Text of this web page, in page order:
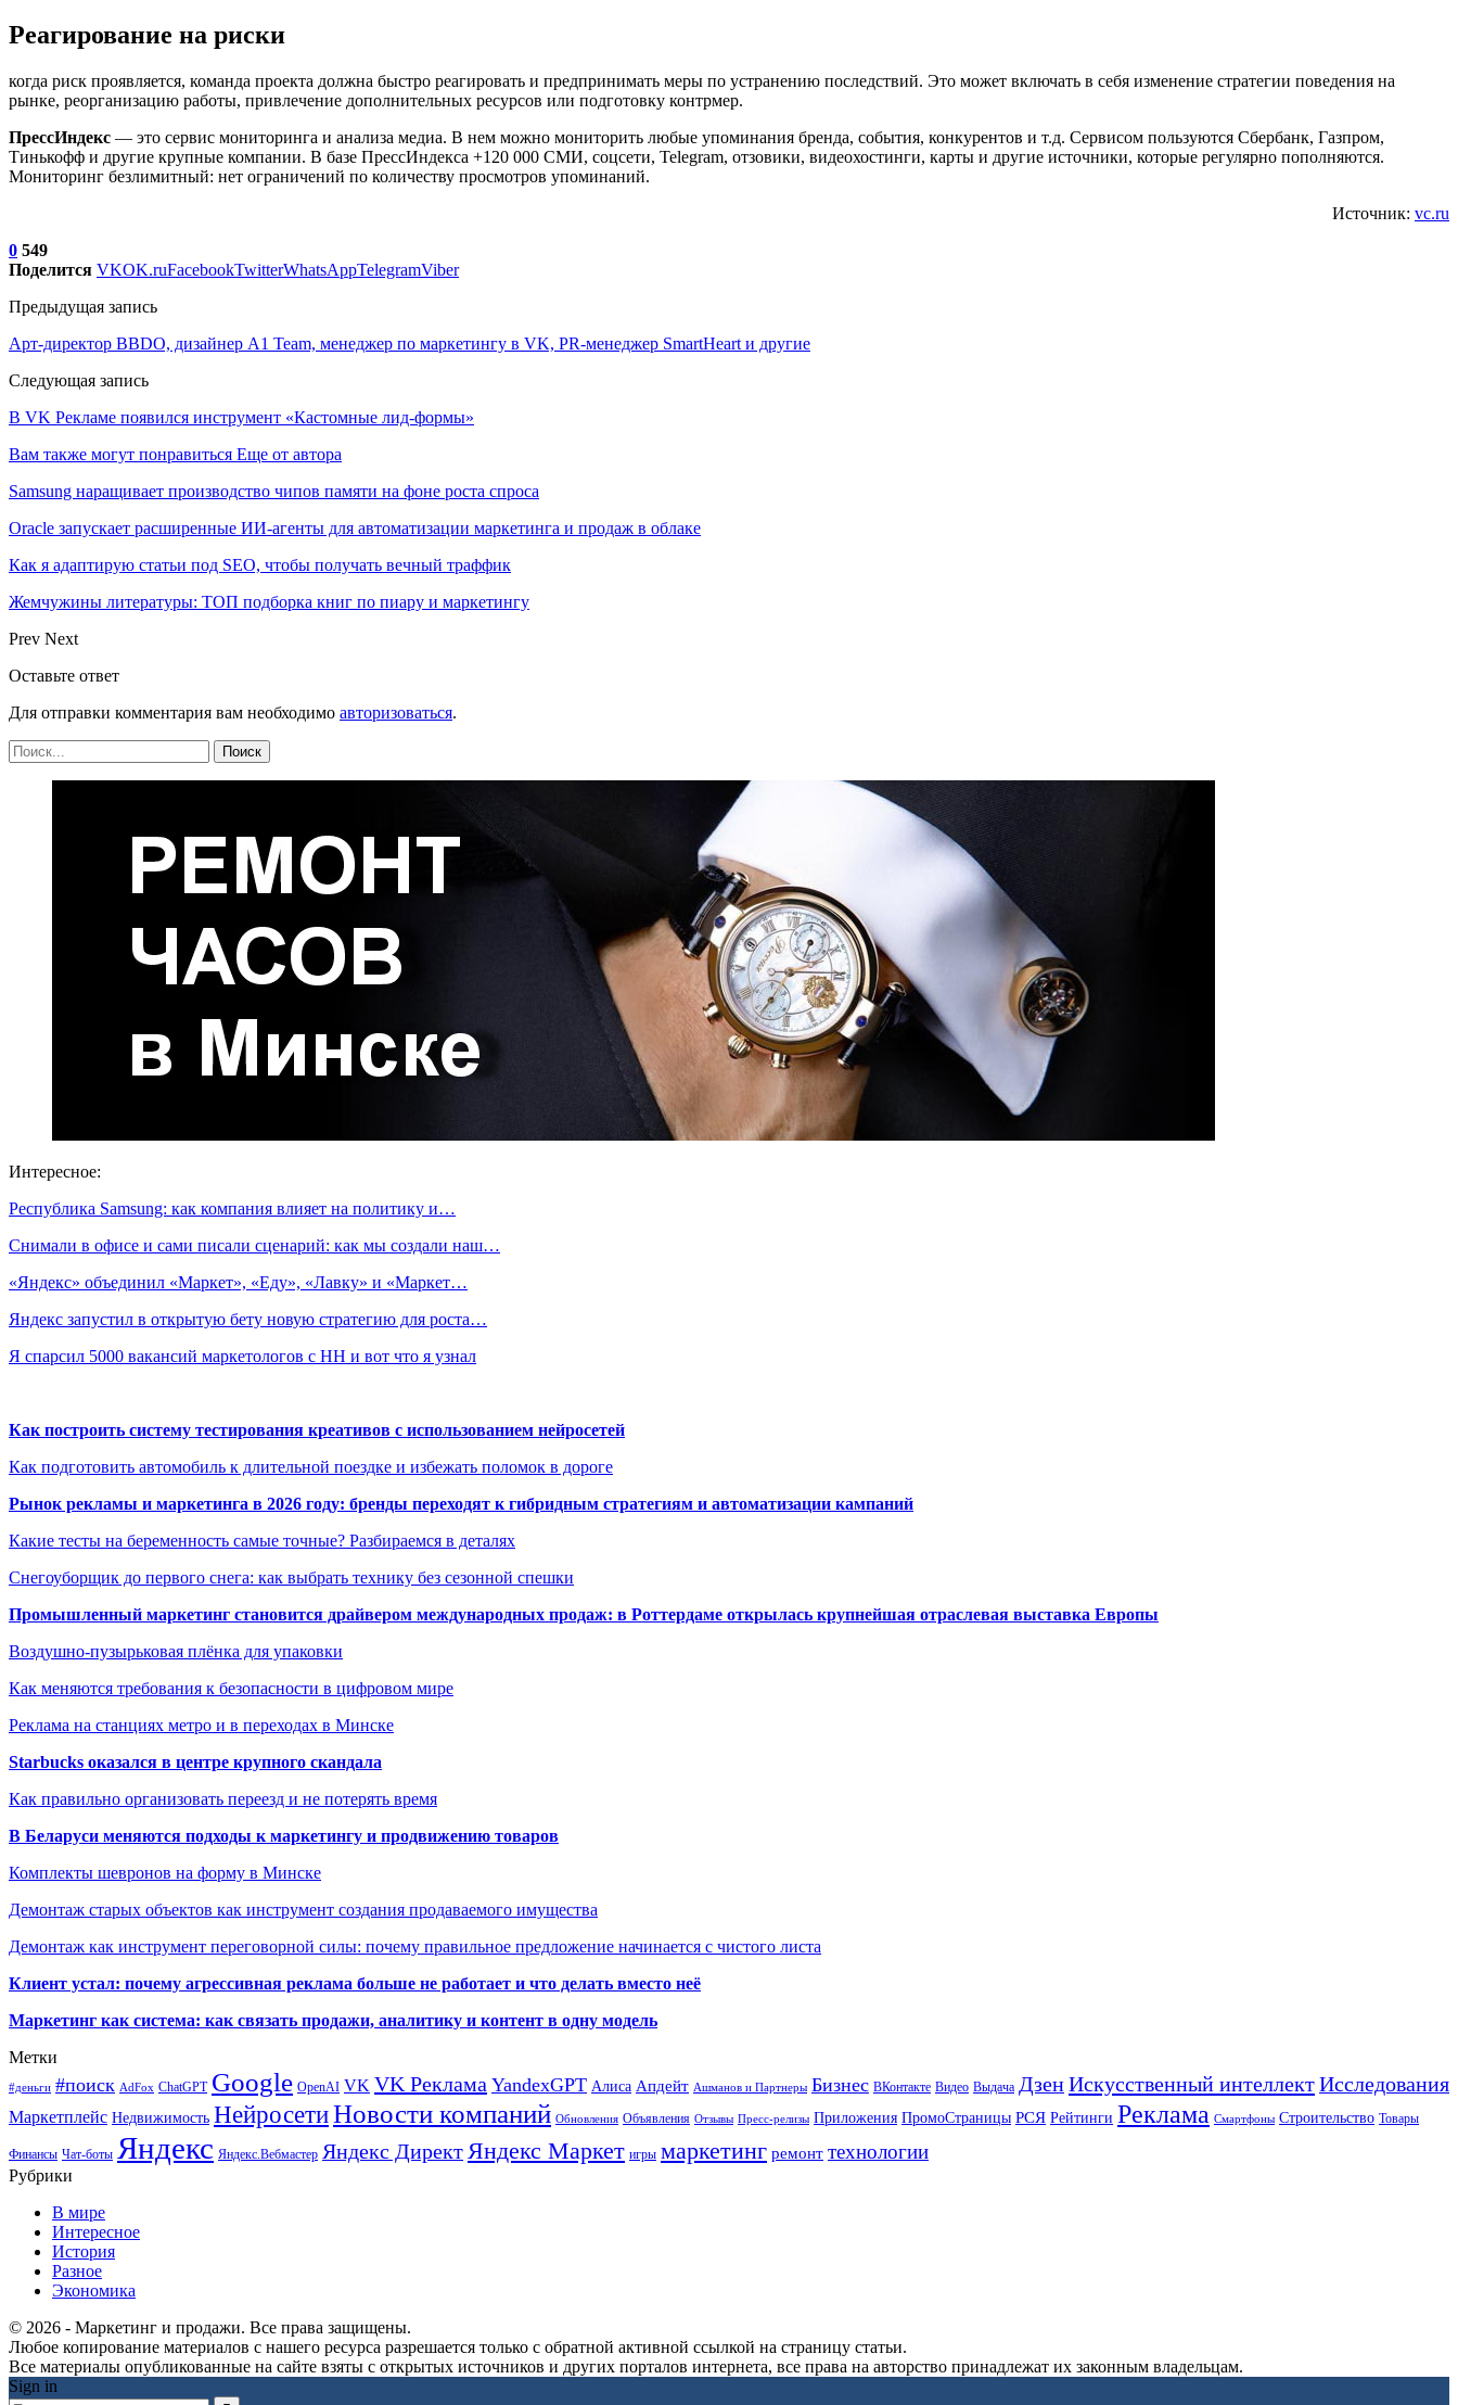
Реагирование на риски
когда риск проявляется, команда проекта должна быстро реагировать и предпринимать меры по устранению последствий. Это может включать в себя изменение стратегии поведения на
рынке, реорганизацию работы, привлечение дополнительных ресурсов или подготовку контрмер.
ПрессИндекс — это сервис мониторинга и анализа медиа. В нем можно мониторить любые упоминания бренда, события, конкурентов и т.д. Сервисом пользуются Сбербанк, Газпром,
Тинькофф и другие крупные компании. В базе ПрессИндекса +120 000 СМИ, соцсети, Telegram, отзовики, видеохостинги, карты и другие источники, которые регулярно пополняются.
Мониторинг безлимитный: нет ограничений по количеству просмотров упоминаний.
Источник: vc.ru
0 549
Поделится VKOK.ruFacebookTwitterWhatsAppTelegramViber
Предыдущая запись
Арт-директор BBDO, дизайнер A1 Team, менеджер по маркетингу в VK, PR-менеджер SmartHeart и другие
Следующая запись
В VK Рекламе появился инструмент «Кастомные лид-формы»
Вам также могут понравиться Еще от автора
Samsung наращивает производство чипов памяти на фоне роста спроса
Oracle запускает расширенные ИИ‑агенты для автоматизации маркетинга и продаж в облаке
Как я адаптирую статьи под SEO, чтобы получать вечный траффик
Жемчужины литературы: ТОП подборка книг по пиару и маркетингу
Prev Next
Оставьте ответ
Для отправки комментария вам необходимо авторизоваться.
Интересное:
Республика Samsung: как компания влияет на политику и…
Снимали в офисе и сами писали сценарий: как мы создали наш…
«Яндекс» объединил «Маркет», «Еду», «Лавку» и «Маркет…
Яндекс запустил в открытую бету новую стратегию для роста…
Я спарсил 5000 вакансий маркетологов с HH и вот что я узнал
Как построить систему тестирования креативов с использованием нейросетей
Как подготовить автомобиль к длительной поездке и избежать поломок в дороге
Рынок рекламы и маркетинга в 2026 году: бренды переходят к гибридным стратегиям и автоматизации кампаний
Какие тесты на беременность самые точные? Разбираемся в деталях
Снегоуборщик до первого снега: как выбрать технику без сезонной спешки
Промышленный маркетинг становится драйвером международных продаж: в Роттердаме открылась крупнейшая отраслевая выставка Европы
Воздушно-пузырьковая плёнка для упаковки
Как меняются требования к безопасности в цифровом мире
Реклама на станциях метро и в переходах в Минске
Starbucks оказался в центре крупного скандала
Как правильно организовать переезд и не потерять время
В Беларуси меняются подходы к маркетингу и продвижению товаров
Комплекты шевронов на форму в Минске
Демонтаж старых объектов как инструмент создания продаваемого имущества
Демонтаж как инструмент переговорной силы: почему правильное предложение начинается с чистого листа
Клиент устал: почему агрессивная реклама больше не работает и что делать вместо неё
Маркетинг как система: как связать продажи, аналитику и контент в одну модель
Метки
#деньги #поиск AdFox ChatGPT Google OpenAI VK VK Реклама YandexGPT Алиса Апдейт Ашманов и Партнеры Бизнес ВКонтакте Видео Выдача ДзенИскусственный интеллектИсследования
Маркетплейс Недвижимость НейросетиНовости компаний Обновления Объявления Отзывы Пресс-релизы Приложения ПромоСтраницы РСЯ Рейтинги Реклама Смартфоны Строительство Товары
Финансы Чат-боты Яндекс Яндекс.Вебмастер Яндекс Директ Яндекс Маркет игры маркетинг ремонт технологии
Рубрики
В мире
Интересное
История
Разное
Экономика
© 2026 - Маркетинг и продажи. Все права защищены.
Любое копирование материалов с нашего ресурса разрешается только с обратной активной ссылкой на страницу статьи.
Все материалы опубликованные на сайте взяты с открытых источников и других порталов интернета, все права на авторство принадлежат их законным владельцам.
Sign in